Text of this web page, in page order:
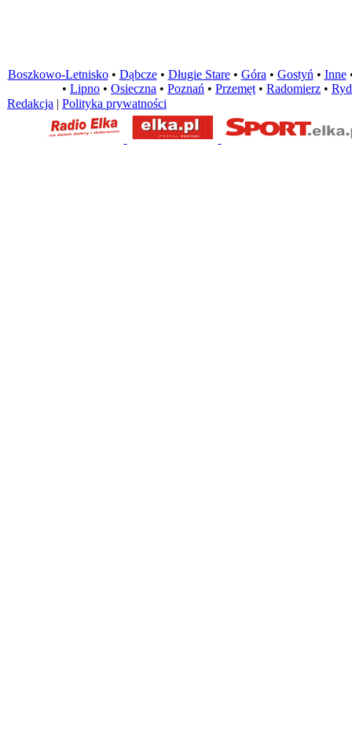
Boszkowo-Letnisko• Dąbcze• Długie Stare• Góra • Gostyń • Inne
• Lipno • Osieczna • Poznań • Przemęt • Radomierz •
Redakcja | Polityka prywatności